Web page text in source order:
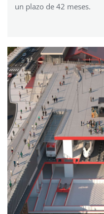
un plazo de 42 meses.